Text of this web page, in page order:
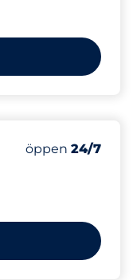
Fredag&nbsp
öppen 24/7